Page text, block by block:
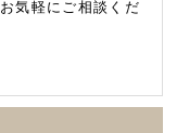
お気軽にご相談くだ